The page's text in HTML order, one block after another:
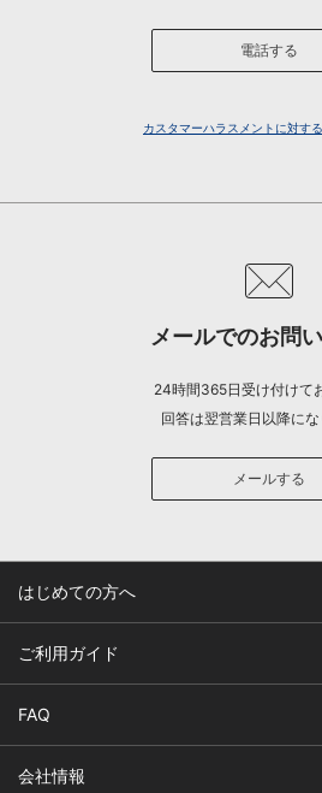
電話する
カスタマーハラスメントに対す
メールでのお問
24時間365日受け付けて
回答は翌営業日以降にな
メールする
はじめての方へ
ご利用ガイド
FAQ
会社情報